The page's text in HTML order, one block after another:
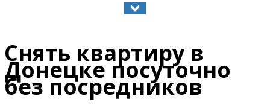
Снять квартиру в
Донецке посуточно
без посредников